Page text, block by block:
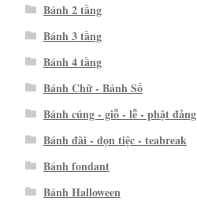
Bánh 2 tầng
Bánh 3 tầng
Bánh 4 tầng
Bánh Chữ - Bánh Số
Bánh cúng - giỗ - lễ - phật đảng
Bánh đãi - dọn tiệc - teabreak
Bánh fondant
Bánh Halloween